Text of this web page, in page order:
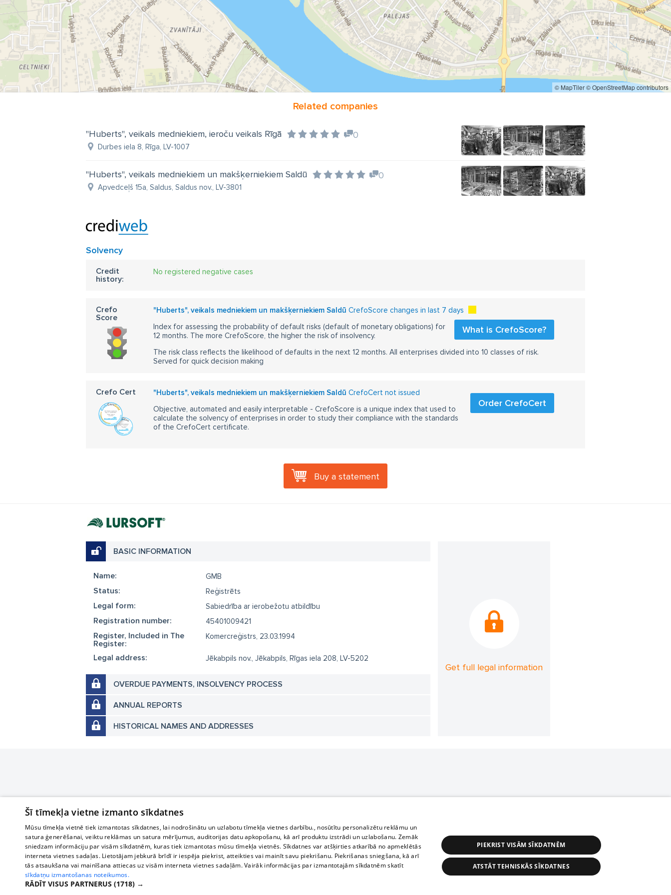
© MapTiler© OpenStreetMap contributors
Related companies
"Huberts", veikals medniekiem, ieroču veikals Rīgā 0
Durbes iela 8, Rīga, LV-1007
"Huberts", veikals medniekiem un makšķerniekiem Saldū 0
Apvedceļš 15a, Saldus, Saldus nov., LV-3801
Solvency
Credit
history:
No registered negative cases
Crefo
Score
"Huberts", veikals medniekiem un makšķerniekiem Saldū CrefoScore changes in last 7 days
What is CrefoScore?
Index for assessing the probability of default risks (default of monetary obligations) for
12 months. The more CrefoScore, the higher the risk of insolvency.
The risk class reflects the likelihood of defaults in the next 12 months. All enterprises divided into 10 classes of risk.
Served for quick decision making
Crefo Cert "Huberts", veikals medniekiem un makšķerniekiem Saldū CrefoCert not issued
Order CrefoCert
Objective, automated and easily interpretable - CrefoScore is a unique index that used to
calculate the solvency of enterprises in order to study their compliance with the standards
of the CrefoCert certificate.
Buy a statement
BASIC INFORMATION
Name: GMB
Status: Reģistrēts
Legal form: Sabiedrība ar ierobežotu atbildību
Registration number: 45401009421
Register, Included in The
Register:
Komercreģistrs, 23.03.1994
Legal address: Jēkabpils nov., Jēkabpils, Rīgas iela 208, LV-5202
OVERDUE PAYMENTS, INSOLVENCY PROCESS
ANNUAL REPORTS
HISTORICAL NAMES AND ADDRESSES
Get full legal information
Šī tīmekļa vietne izmanto sīkdatnes
Mūsu tīmekļa vietnē tiek izmantotas sīkdatnes, lai nodrošinātu un uzlabotu tīmekļa vietnes darbību., nosūtītu personalizētu reklāmu un
satura ģenerēšanai, veiktu reklāmas un satura mērījumus, auditorijas datu apkopošanu, kā arī produktu izstrādi un uzlabošanu. Zemāk
sniedzam informāciju par visām sīkdatnēm, kuras tiek izmantotas mūsu tīmekļa vietnēs. Sīkdatnes var atšķirties atkarībā no apmeklētās
interneta vietnes sadaļas. Lietotājam jebkurā brīdī ir iespēja piekrist, atteikties vai mainīt savu piekrišanu. Piekrišanas sniegšana, kā arī
tās atsaukšana vai mainīšana attiecas uz visām interneta vietnes sadaļām. Vairāk informācijas par izmantotajām sīkdatnēm skatīt
sīkdatņu izmantošanas noteikumos.
RĀDĪT VISUS PARTNERUS (1718) →
PIEKRIST VISĀM SĪKDATNĒM
ATSTĀT TEHNISKĀS SĪKDATNES